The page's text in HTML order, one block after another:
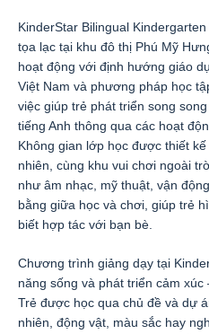
KinderStar Bilingual
tọa lạc tại khu đô thị Phú Mỹ
hoạt động với định hướng giáo
Việt Nam và phương pháp học
việc giúp trẻ phát triển song
tiếng Anh thông qua các hoạt
Không gian lớp học được thiết
nhiên, cùng khu vui chơi ngoài
như âm nhạc, mỹ thuật, vận
bằng giữa học và chơi, giúp trẻ
biết hợp tác với bạn bè.
Chương trình giảng dạy tại
năng sống và phát triển cảm xúc
Trẻ được học qua chủ đề và dự
nhiên, động vật, màu sắc hay